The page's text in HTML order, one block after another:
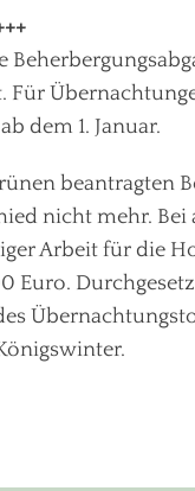
Für
dem 1. Januar.
beantragten
nicht mehr.
Arbeit für die
Euro.